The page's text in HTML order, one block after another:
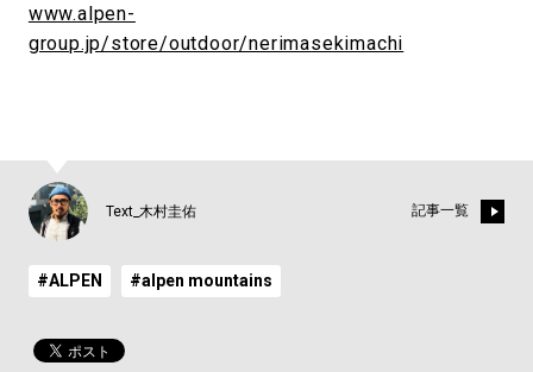
www.alpen-
group.jp/store/outdoor/nerimasekimachi
Text_木村圭佑 記事一覧
#ALPEN #alpen mountains